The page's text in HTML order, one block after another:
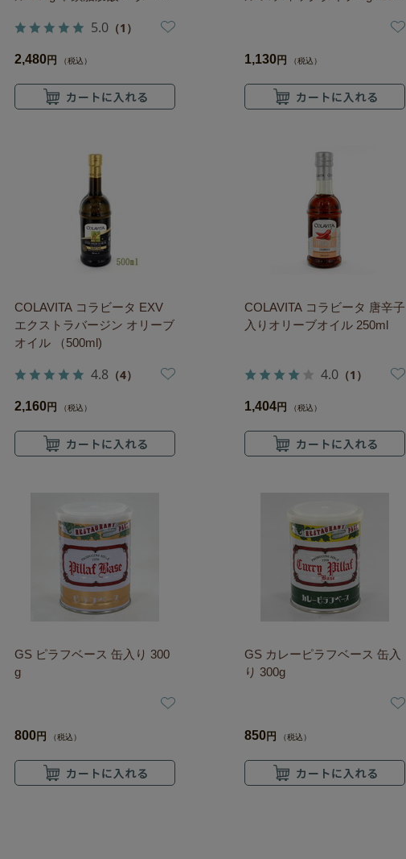
5.0 （1）
2,480 円 （税込） 1,130 円 （税込）
COLAVITA コラビータ EXV
エクストラバージン オリーブ
オイル （500ml)
4.8 （4）
2,160 円 （税込）
COLAVITA コラビータ 唐辛子
入りオリーブオイル 250ml
4.0 （1）
1,404 円 （税込）
GS ピラフベース 缶入り 300
g
800 円 （税込）
GS カレーピラフベース 缶入
り 300g
850 円 （税込）